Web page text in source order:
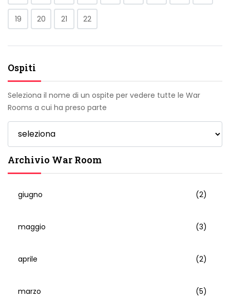
19 20 21 22
Ospiti
Seleziona il nome di un ospite per vedere tutte le War
Rooms a cui ha preso parte
Archivio War Room
giugno (2)
maggio (3)
aprile (2)
marzo (5)